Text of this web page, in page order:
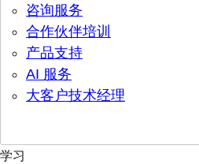
咨询服务
合作伙伴培训
产品支持
AI 服务
大客户技术经理
学习